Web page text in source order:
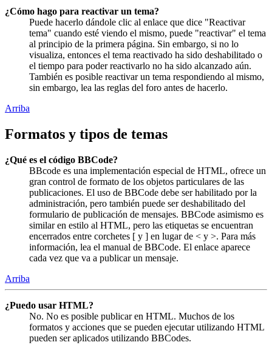
¿Cómo hago para reactivar un tema?
Puede hacerlo dándole clic al enlace que dice "Reactivar
tema" cuando esté viendo el mismo, puede "reactivar" el tema
al principio de la primera página. Sin embargo, si no lo
visualiza, entonces el tema reactivado ha sido deshabilitado o
el tiempo para poder reactivarlo no ha sido alcanzado aún.
También es posible reactivar un tema respondiendo al mismo,
sin embargo, lea las reglas del foro antes de hacerlo.
Arriba
Formatos y tipos de temas
¿Qué es el código BBCode?
BBcode es una implementación especial de HTML, ofrece un
gran control de formato de los objetos particulares de las
publicaciones. El uso de BBCode debe ser habilitado por la
administración, pero también puede ser deshabilitado del
formulario de publicación de mensajes. BBCode asimismo es
similar en estilo al HTML, pero las etiquetas se encuentran
encerrados entre corchetes [ y ] en lugar de < y >. Para más
información, lea el manual de BBCode. El enlace aparece
cada vez que va a publicar un mensaje.
Arriba
¿Puedo usar HTML?
No. No es posible publicar en HTML. Muchos de los
formatos y acciones que se pueden ejecutar utilizando HTML
pueden ser aplicados utilizando BBCodes.